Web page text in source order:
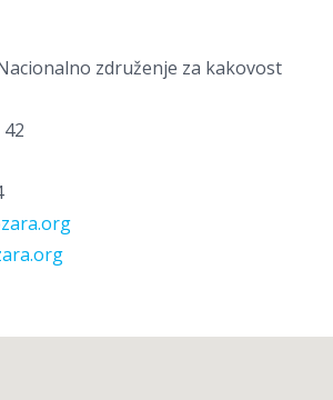
združenje za kakovost